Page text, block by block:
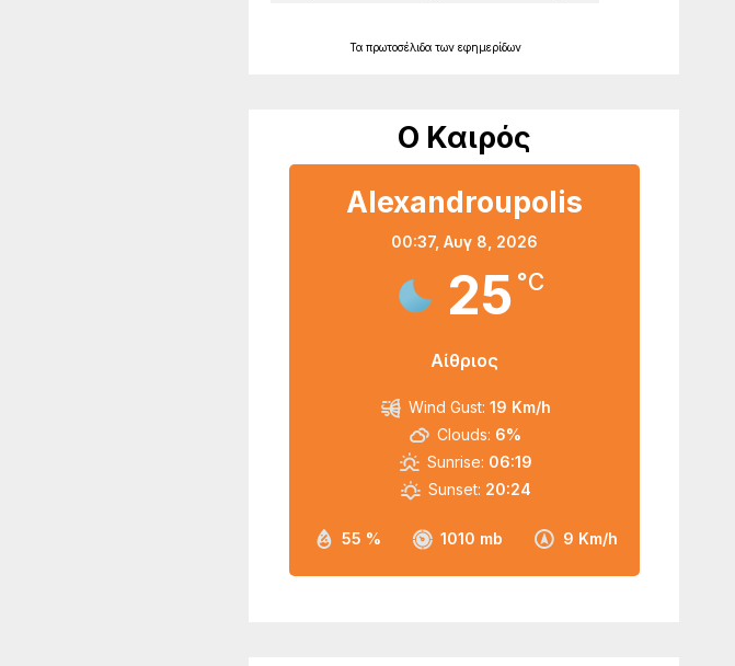
Τα πρωτοσέλιδα των εφημερίδων
Ο Καιρός
Alexandroupolis
00:37, Αυγ 8, 2026
25 °C
Αίθριος
55 % 1010 mb 9 Km/h
Wind Gust: 19 Km/h
Clouds: 6%
Sunrise: 06:19
Sunset: 20:24